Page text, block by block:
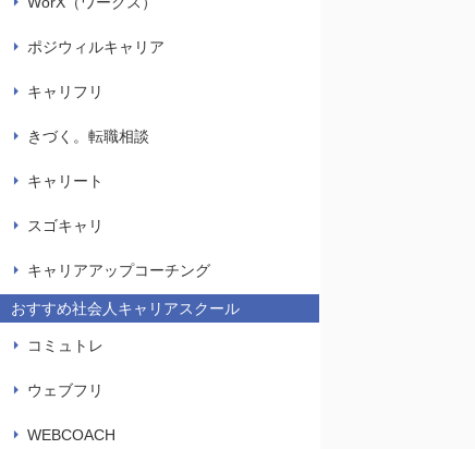
ポジウィルキャリア
キャリフリ
きづく。転職相談
キャリート
スゴキャリ
キャリアアップコーチング
おすすめ社会人キャリアスクール
コミュトレ
ウェブフリ
WEBCOACH